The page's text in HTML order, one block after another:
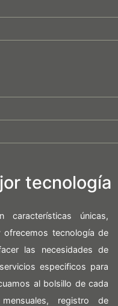
tecnología
características únicas,
tecnología de
las necesidades de
especificos para
al bolsillo de cada
registro de